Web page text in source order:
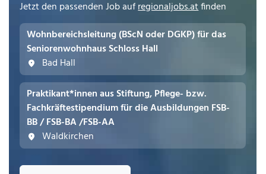
Jetzt den passenden Job aufregionaljobs.atfinden
Wohnbereichsleitung (BScN oder DGKP) für das
Seniorenwohnhaus Schloss Hall
Bad Hall
Praktikant*innen aus Stiftung, Pflege- bzw.
Fachkräftestipendium für die Ausbildungen FSB-
BB / FSB-BA /FSB-AA
Waldkirchen